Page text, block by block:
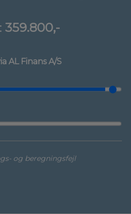
359.800,-
AL Finans A/S
og beregningsfejl